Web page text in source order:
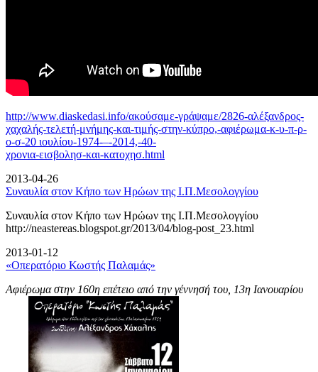
http://www.diaskedasi.info/ακούσαμε-γράψαμε/2826-αλέξανδρος-
χαχαλής-τελετή-μνήμης-και-τιμής-στην-κύπρο,-αφιέρωμα-κ-υ-π-ρ-
ο-σ-20 ιουλίου-1974-–-2014,-40-
χρονια-εισβολησ-και-κατοχησ.html
2013-04-26
Συναυλία στον Κήπο των Ηρώων της Ι.Π.Μεσολογγίου
Συναυλία στον Κήπο των Ηρώων της Ι.Π.Μεσολογγίου
http://neastereas.blogspot.gr/2013/04/blog-post_23.html
2013-01-12
«Οπερατόριο Κωστής Παλαμάς»
Αφιέρωμα στην 160η επέτειο από την γέννησή του, 13η Ιανουαρίου